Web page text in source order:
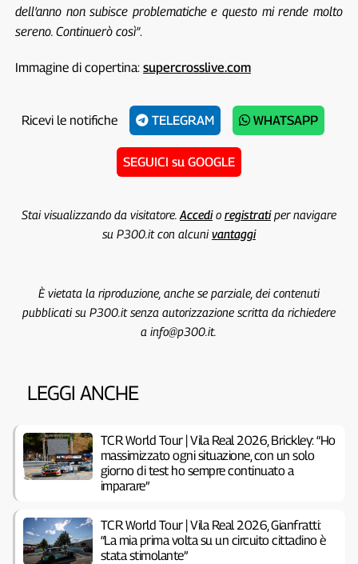
dell’anno non subisce problematiche e questo mi rende molto
sereno. Continuerò così”.
Immagine di copertina: supercrosslive.com
Ricevi le notifiche TELEGRAM WHATSAPP
SEGUICI su GOOGLE
Stai visualizzando da visitatore. Accedio registratiper navigare
su P300.it con alcunivantaggi
È vietata la riproduzione, anche se parziale, dei contenuti
pubblicati su P300.it senza autorizzazione scritta da richiedere
a info@p300.it.
LEGGI ANCHE
TCR World Tour | Vila Real 2026, Brickley: “Ho
massimizzato ogni situazione, con un solo
giorno di test ho sempre continuato a
imparare”
TCR World Tour | Vila Real 2026, Gianfratti:
“La mia prima volta su un circuito cittadino è
stata stimolante”